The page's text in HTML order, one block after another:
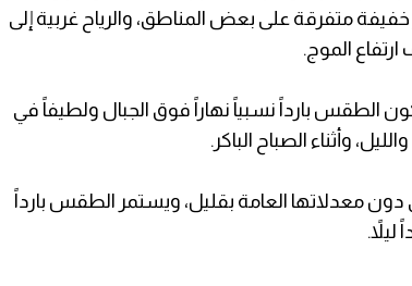
متفرقة على بعض المناطق، والرياح غربية إلى
الموج.
الطقس بارداً نسبياً نهاراً فوق الجبال ولطيفاً في
وأثناء الصباح الباكر.
دون معدلاتها العامة بقليل، ويستمر الطقس بارداً
ليلاً.